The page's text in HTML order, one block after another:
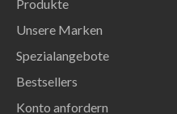
Produkte
Unsere Marken
Spezialangebote
Bestsellers
Konto anfordern